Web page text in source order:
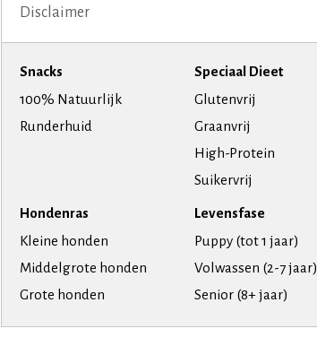
Disclaimer
Snacks
100% Natuurlijk
Runderhuid
Speciaal Dieet
Glutenvrij
Graanvrij
High-Protein
Suikervrij
Hondenras
Kleine honden
Middelgrote honden
Grote honden
Levensfase
Puppy (tot 1 jaar)
Volwassen (2-7 jaar)
Senior (8+ jaar)